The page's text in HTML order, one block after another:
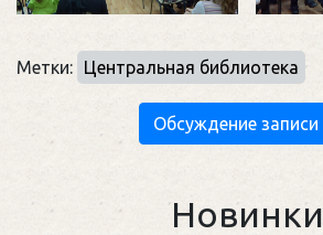
Метки: Центральная библиотека
Обсуждение записи
Новинки